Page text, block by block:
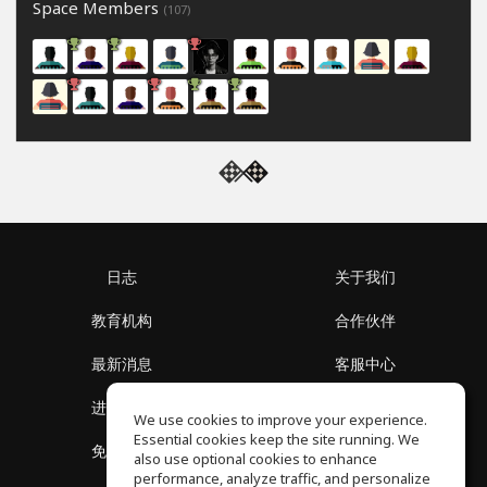
Space Members (107)
日志
教育机构
最新消息
进入社区
免费课程
关于我们
合作伙伴
客服中心
隐私政策
We use cookies to improve your experience.
Essential cookies keep the site running. We
also use optional cookies to enhance
performance, analyze traffic, and personalize